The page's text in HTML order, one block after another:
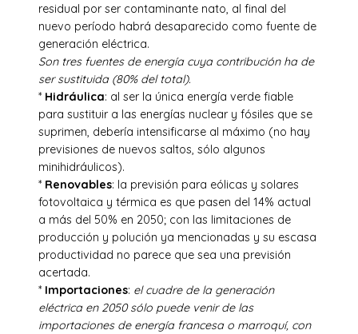
residual por ser contaminante nato, al final del
nuevo período habrá desaparecido como fuente de
generación eléctrica.
Son tres fuentes de energía cuya contribución ha de
ser sustituida (80% del total).
* Hidráulica: al ser la única energía verde fiable
para sustituir a las energías nuclear y fósiles que se
suprimen, debería intensificarse al máximo (no hay
previsiones de nuevos saltos, sólo algunos
minihidráulicos).
* Renovables: la previsión para eólicas y solares
fotovoltaica y térmica es que pasen del 14% actual
a más del 50% en 2050; con las limitaciones de
producción y polución ya mencionadas y su escasa
productividad no parece que sea una previsión
acertada.
* Importaciones: el cuadre de la generación
eléctrica en 2050 sólo puede venir de las
importaciones de energía francesa o marroquí, con